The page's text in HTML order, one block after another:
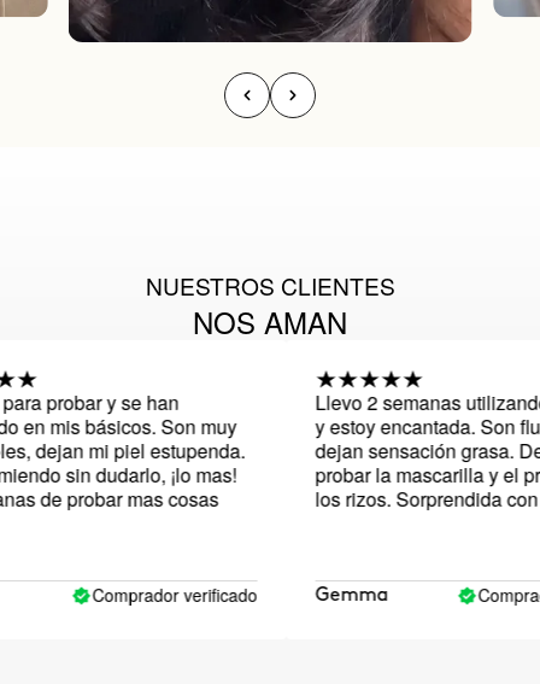
NUESTROS CLIENTES
NOS AMAN
probar y se han
mis básicos. Son muy
dejan mi piel estupenda.
sin dudarlo, ¡lo mas!
de probar mas cosas
Comprador verificado
Llevo 2 semanas utilizando
y estoy encantada. Son
dejan sensación grasa.
probar la mascarilla y el
los rizos. Sorprendida con
Gemma